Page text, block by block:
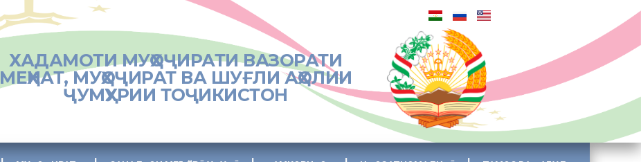
ХАДАМОТИ МУҲОҶИРАТИ ВАЗОРАТИ
МЕҲНАТ, МУҲОҶИРАТ ВА ШУҒЛИ АҲОЛИИ
ҶУМҲУРИИ ТОҶИКИСТОН